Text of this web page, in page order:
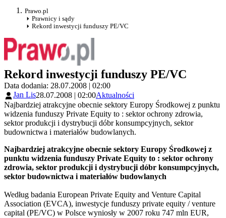
Prawo.pl
Prawnicy i sądy
Rekord inwestycji funduszy PE/VC
Rekord inwestycji funduszy PE/VC
Data dodania: 28.07.2008 | 02:00
Jan Lis28.07.2008 | 02:00Aktualności
Najbardziej atrakcyjne obecnie sektory Europy Środkowej z punktu
widzenia funduszy Private Equity to : sektor ochrony zdrowia,
sektor produkcji i dystrybucji dóbr konsumpcyjnych, sektor
budownictwa i materiałów budowlanych.
Najbardziej atrakcyjne obecnie sektory Europy Środkowej z
punktu widzenia funduszy Private Equity to : sektor ochrony
zdrowia, sektor produkcji i dystrybucji dóbr konsumpcyjnych,
sektor budownictwa i materiałów budowlanych
Według badania European Private Equity and Venture Capital
Association (EVCA), inwestycje funduszy private equity / venture
capital (PE/VC) w Polsce wyniosły w 2007 roku 747 mln EUR,